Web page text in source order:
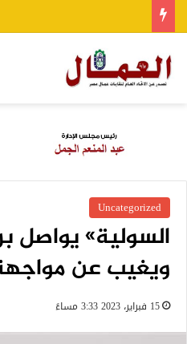
Uncategorized
السولية» يواصل
ويغيب عن
15 فبراير، 2023 3:33 مساءً